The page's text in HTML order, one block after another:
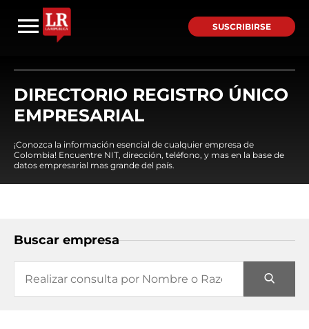
SUSCRIBIRSE
DIRECTORIO REGISTRO ÚNICO
EMPRESARIAL
¡Conozca la información esencial de cualquier empresa de
Colombia! Encuentre NIT, dirección, teléfono, y mas en la base de
datos empresarial mas grande del país.
Buscar empresa